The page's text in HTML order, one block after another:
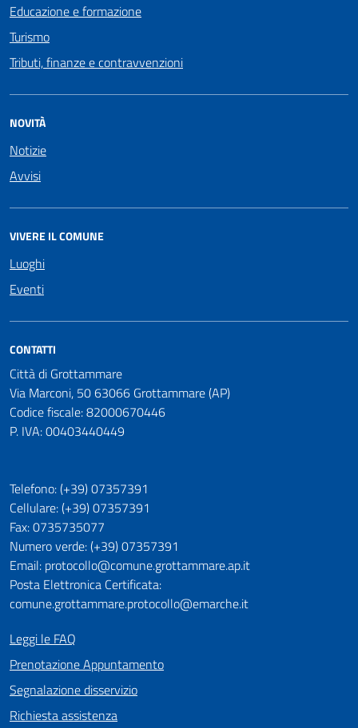
Educazione e formazione
Turismo
Tributi, finanze e contravvenzioni
NOVITÀ
Notizie
Avvisi
VIVERE IL COMUNE
Luoghi
Eventi
CONTATTI
Città di Grottammare
Via Marconi, 50 63066 Grottammare (AP)
Codice fiscale: 82000670446
P. IVA: 00403440449
Telefono: (+39) 07357391
Cellulare: (+39) 07357391
Fax: 0735735077
Numero verde: (+39) 07357391
Email: protocollo@comune.grottammare.ap.it
Posta Elettronica Certificata:
comune.grottammare.protocollo@emarche.it
Leggi le FAQ
Prenotazione Appuntamento
Segnalazione disservizio
Richiesta assistenza